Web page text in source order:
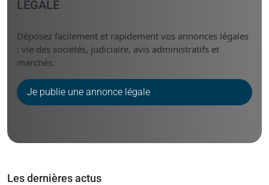
LÉGALE
Déposez facilement et rapidement vos annonces légales
: vie des sociétés, judiciaire, avis administratifs et
marchés.
Je publie une annonce légale
Les dernières actus